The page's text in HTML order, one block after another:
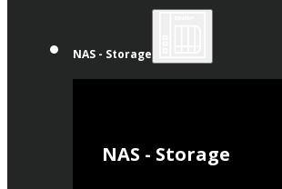
NAS - Storage
NAS - Storage